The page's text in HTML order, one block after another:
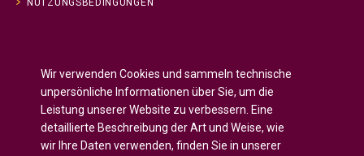
NUTZUNGSBEDINGUNGEN
Русский( Russisch)
Español(Spanisch)
Français( Französisch)
Wir verwenden Cookies und sammeln technische
unpersönliche Informationen über Sie, um die
Leistung unserer Website zu verbessern. Eine
detaillierte Beschreibung der Art und Weise, wie
wir Ihre Daten verwenden, finden Sie in unserer